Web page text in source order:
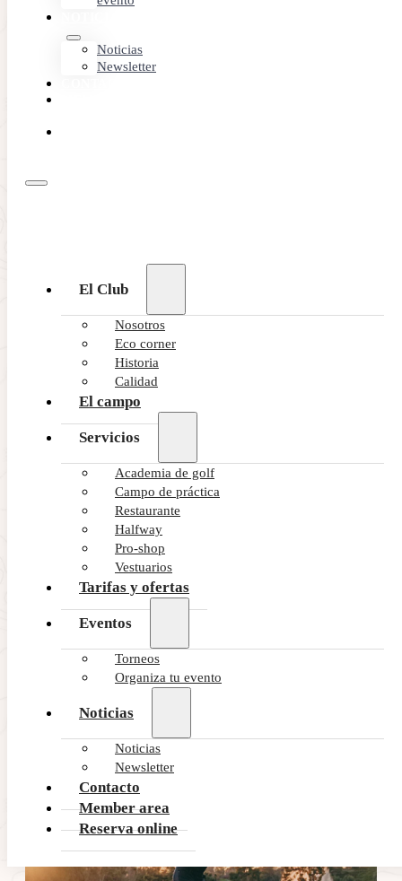
Noticias
Newsletter
El Club
Nosotros
Eco corner
Historia
Calidad
El campo
Servicios
Academia de golf
Campo de práctica
Restaurante
Halfway
Pro-shop
Vestuarios
Tarifas y ofertas
Eventos
Torneos
Organiza tu evento
Noticias
Noticias
Newsletter
Contacto
Member area
Reserva online